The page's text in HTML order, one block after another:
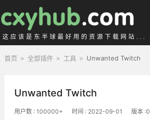
这应该是东半球最好用的资源下载网站...
首页 > 全部插件 > 工具 > Unwanted Twitch
Unwanted Twitch
用户数 : 100000+ 时间 : 2022-09-01 版本 :0